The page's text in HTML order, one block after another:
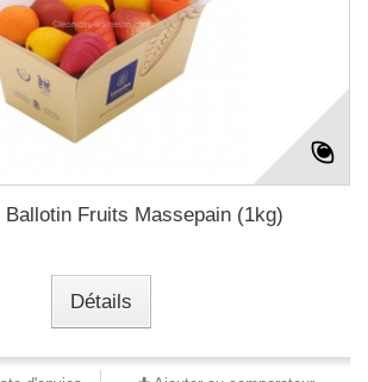
Ballotin Fruits Massepain (1kg)
Détails